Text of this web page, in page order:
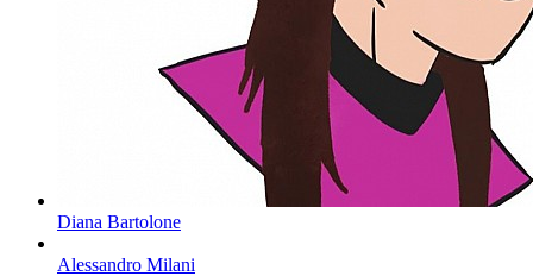
Diana Bartolone
Alessandro Milani